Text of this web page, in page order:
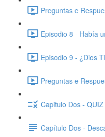
Preguntas e
Episodio 8 - Había
Episodio 9 - ¿Dios
Preguntas e
Capitulo Dos - QUIZ
Capítulo Dos -